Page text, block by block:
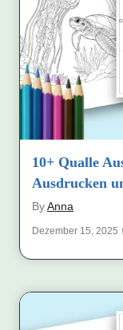
10+ Qualle
Ausdrucken
ByAnna
Dezember 15, 2025